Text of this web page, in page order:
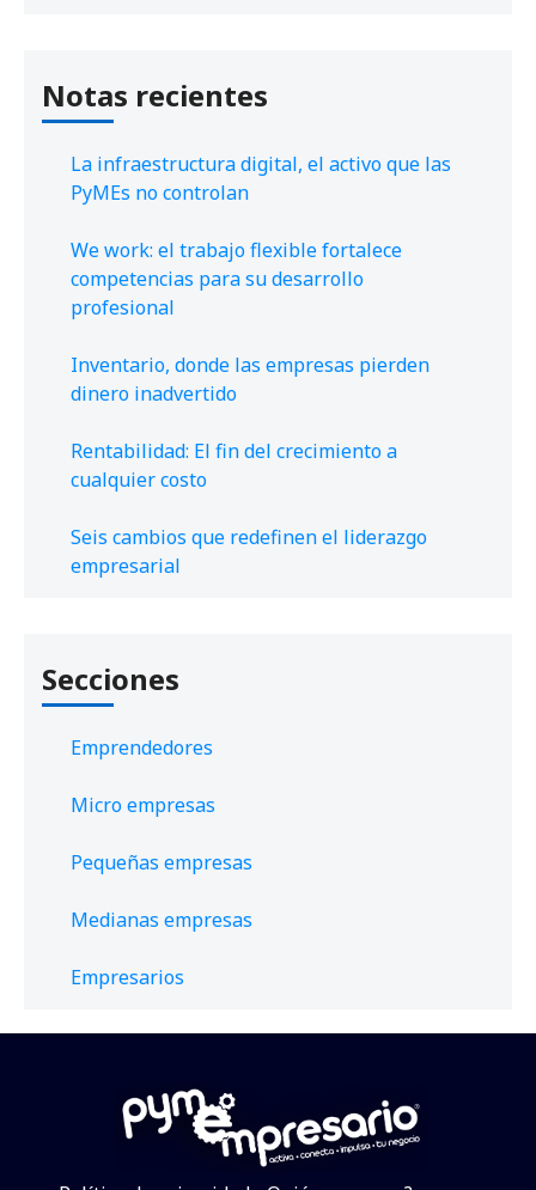
Notas recientes
La infraestructura digital, el activo que las
PyMEs no controlan
We work: el trabajo flexible fortalece
competencias para su desarrollo
profesional
Inventario, donde las empresas pierden
dinero inadvertido
Rentabilidad: El fin del crecimiento a
cualquier costo
Seis cambios que redefinen el liderazgo
empresarial
Secciones
Emprendedores
Micro empresas
Pequeñas empresas
Medianas empresas
Empresarios